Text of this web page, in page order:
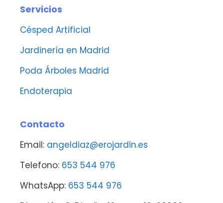
Servicios
Césped Artificial
Jardinería en Madrid
Poda Árboles Madrid
Endoterapia
Contacto
Email: angeldiaz@erojardin.es
Telefono: 653 544 976
WhatsApp: 653 544 976